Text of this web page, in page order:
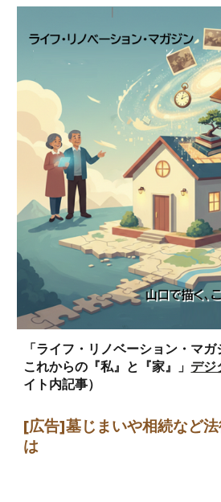
「ライフ・リノベーション・マガ
これからの『私』と『家』」 デジ
イト内記事）
[広告]墓じまいや相続など
は